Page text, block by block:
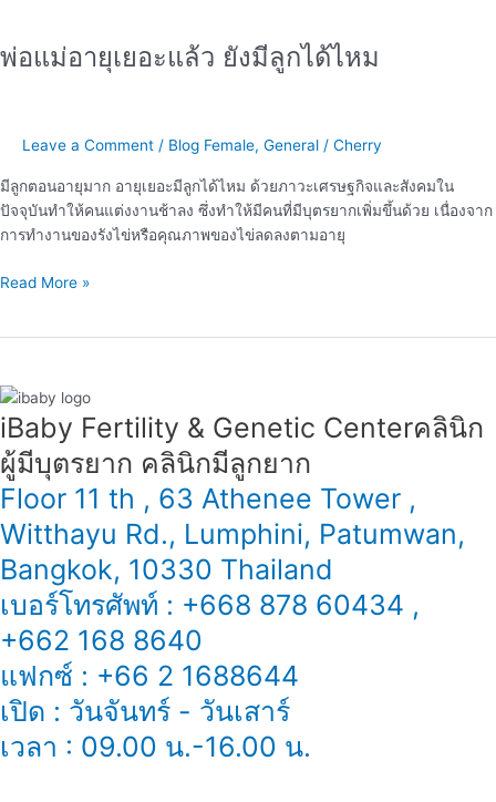
พ่อแม่อายุเยอะแล้ว ยังมีลูกได้ไหม
Leave a Comment / Blog Female, General / Cherry
มีลูกตอนอายุมาก อายุเยอะมีลูกได้ไหม ด้วยภาวะเศรษฐกิจและสังคมใน
ปัจจุบันทำให้คนแต่งงานช้าลง ซึ่งทำให้มีคนที่มีบุตรยากเพิ่มขึ้นด้วย เนื่องจาก
การทำงานของรังไข่หรือคุณภาพของไข่ลดลงตามอายุ
อายุ
ลูก
ได้
ไหม
Read More »
iBaby Fertility & Genetic Center​ คลินิก
ผู้มีบุตรยาก คลินิกมีลูกยาก
Floor 11 th , 63 Athenee Tower ,
Witthayu Rd., Lumphini, Patumwan,
Bangkok, 10330 Thailand
เบอร์โทรศัพท์ : +668 878 60434 ,
+662 168 8640
แฟกซ์ : +66 2 1688644
เปิด : วันจันทร์ - วันเสาร์
เวลา : 09.00 น.-16.00 น.